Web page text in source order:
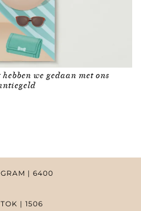
we gedaan met ons
| 6400
| 1506